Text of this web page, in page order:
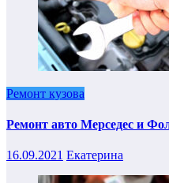
Ремонт кузова
Ремонт авто Мерседес и
16.09.2021 Екатерина